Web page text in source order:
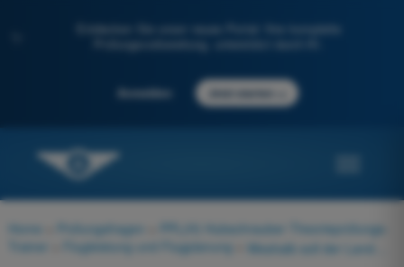
Entdecken Sie unser neues Portal: Ihre komplette
Prüfungsvorbereitung, unterstützt durch KI.
Anmelden Jetzt starten
Home Prüfungsfragen
PPL(H) Hubschrauber Theorieprüfungs-
Trainer
Flugleistung und Flugplanung